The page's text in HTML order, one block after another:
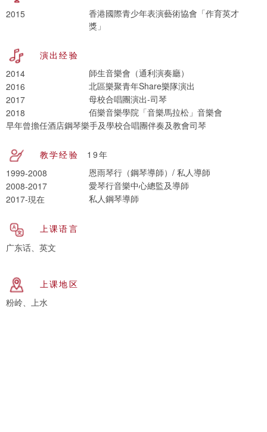
2015
香港國際青少年表演藝術協會「作育英才
獎」
演出经验
2014
師生音樂會（通利演奏廳）
2016
北區樂聚青年Share樂隊演出
2017
母校合唱團演出-司琴
2018
佰樂音樂學院「音樂馬拉松」音樂會
早年曾擔任酒店鋼琴樂手及學校合唱團伴奏及教會司琴
教学经验
19年
1999-2008
恩雨琴行（鋼琴導師）/ 私人導師
2008-2017
愛琴行音樂中心總監及導師
2017-現在
私人鋼琴導師
上课语言
广东话、英文
上课地区
粉岭、上水